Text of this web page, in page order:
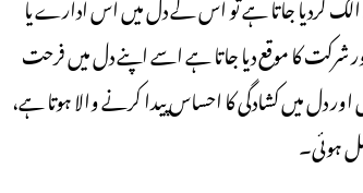
کا موقع دیا جاتا ہے اسے اپنے دل میں فرحت
میں کشادگی کا احساس پیدا کرنے والا ہوتا ہے،
ہوئی۔